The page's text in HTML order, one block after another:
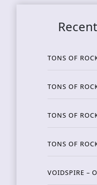
TONS OF
TONS OF
TONS OF
TONS OF
VOIDSPIRE –